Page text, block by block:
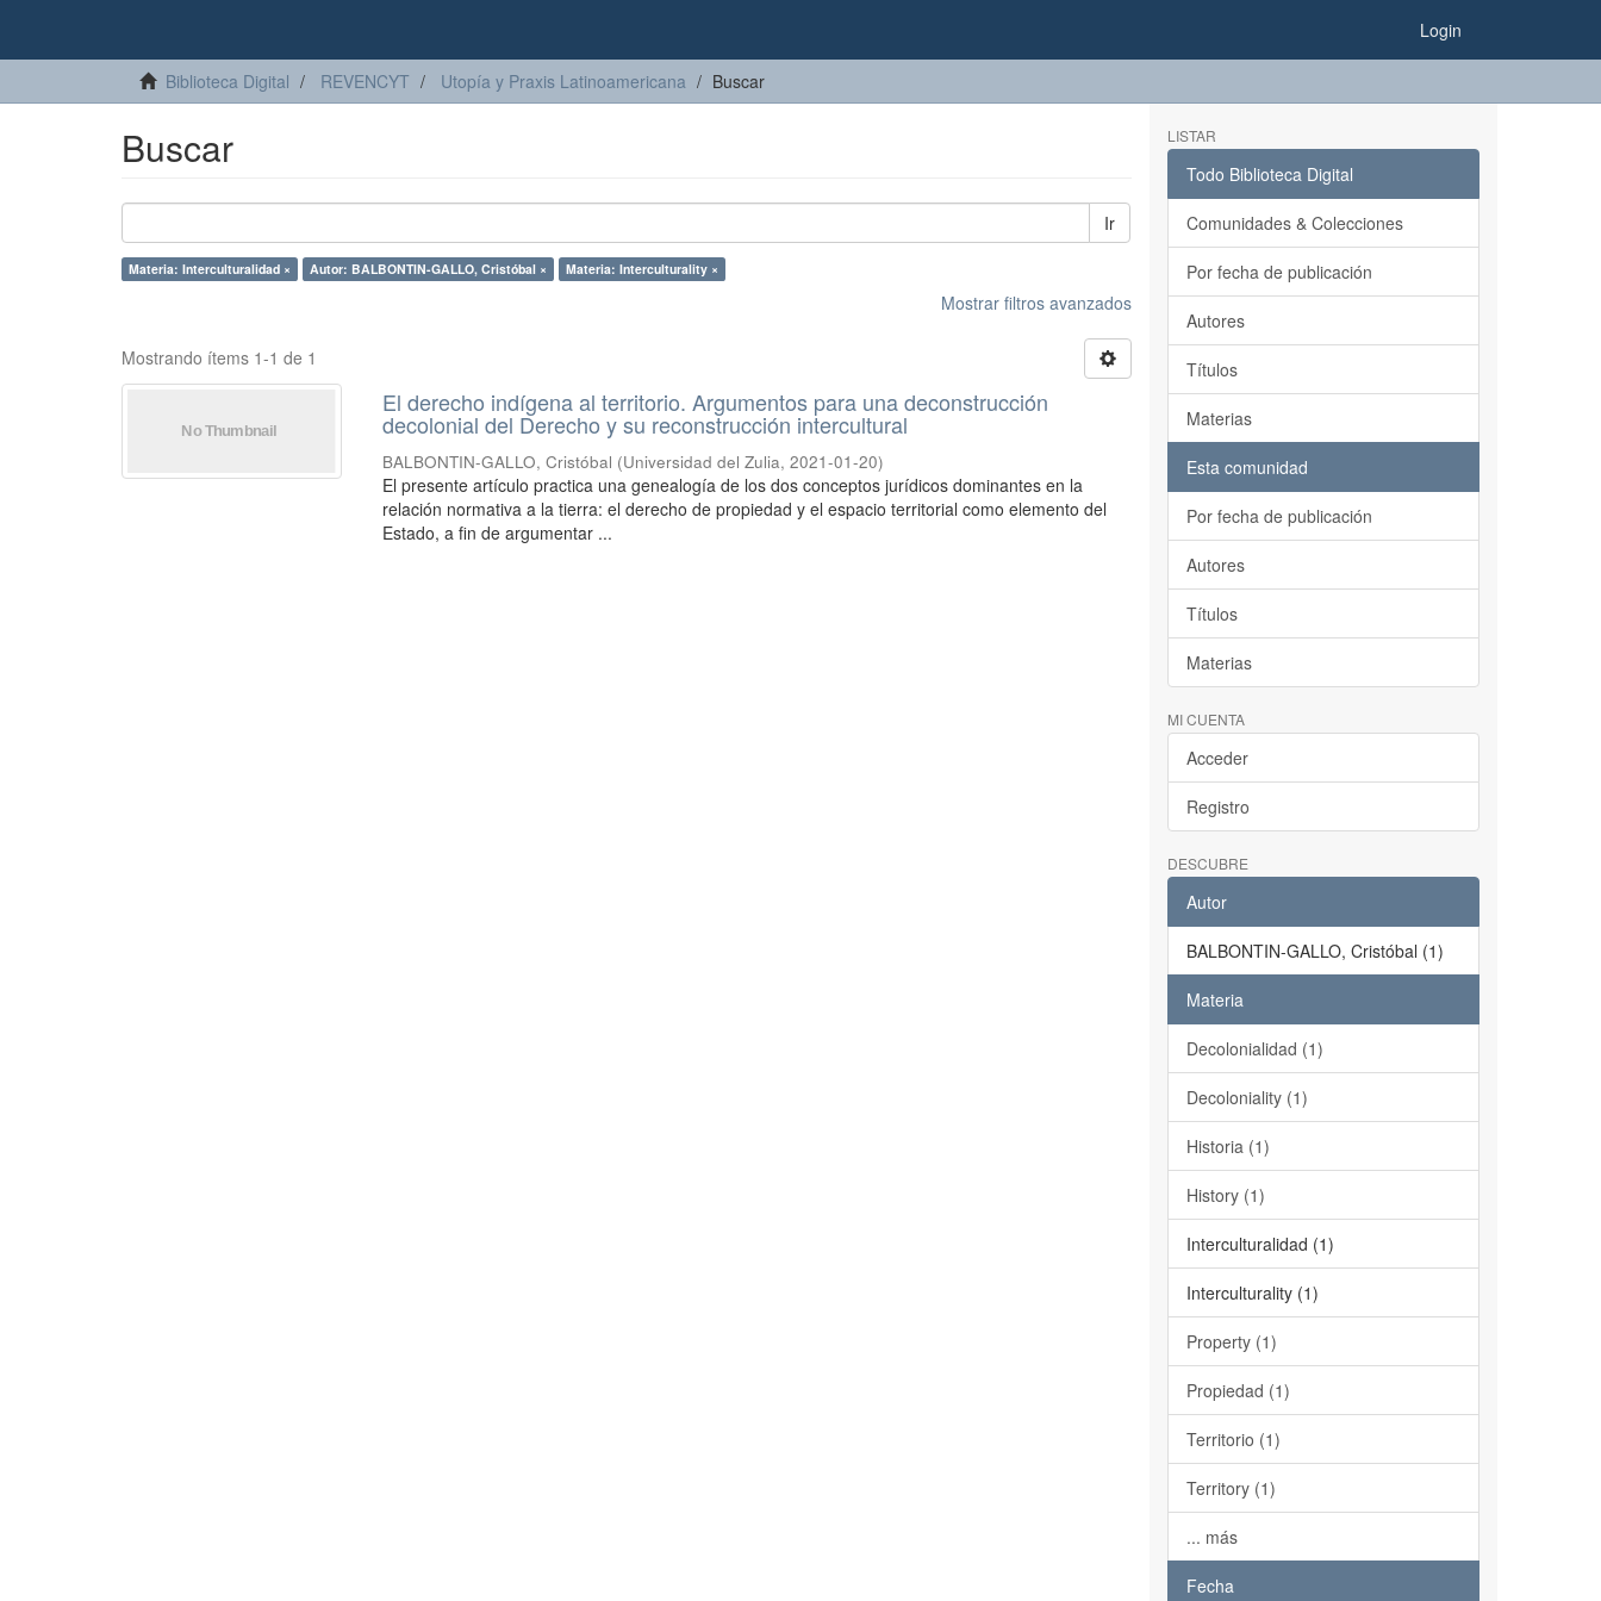
Login
Biblioteca Digital REVENCYT Utopía y Praxis Latinoamericana Buscar
Buscar
Ir
Materia: Interculturalidad × Autor: BALBONTIN-GALLO, Cristóbal × Materia: Interculturality ×
Mostrar filtros avanzados
Mostrando ítems 1-1 de 1
El derecho indígena al territorio. Argumentos para una deconstrucción
decolonial del Derecho y su reconstrucción intercultural
BALBONTIN-GALLO, Cristóbal (Universidad del Zulia,2021-01-20)
El presente artículo practica una genealogía de los dos conceptos jurídicos dominantes en la
relación normativa a la tierra: el derecho de propiedad y el espacio territorial como elemento del
Estado, a fin de argumentar ...
LISTAR
Todo Biblioteca Digital
Comunidades & Colecciones
Por fecha de publicación
Autores
Títulos
Materias
Esta comunidad
Por fecha de publicación
Autores
Títulos
Materias
MI CUENTA
Acceder
Registro
DESCUBRE
Autor
BALBONTIN-GALLO, Cristóbal (1)
Materia
Decolonialidad (1)
Decoloniality (1)
Historia (1)
History (1)
Interculturalidad (1)
Interculturality (1)
Property (1)
Propiedad (1)
Territorio (1)
Territory (1)
... más
Fecha